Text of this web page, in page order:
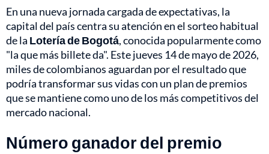
En una nueva jornada cargada de expectativas, la
capital del país centra su atención en el sorteo habitual
de la Lotería de Bogotá, conocida popularmente como
"la que más billete da". Este jueves 14 de mayo de 2026,
miles de colombianos aguardan por el resultado que
podría transformar sus vidas con un plan de premios
que se mantiene como uno de los más competitivos del
mercado nacional.
Número ganador del premio